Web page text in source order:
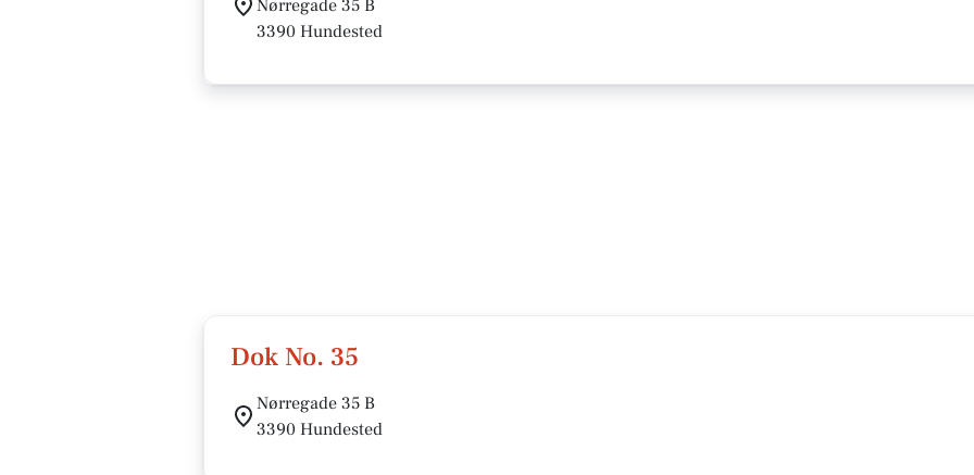
Nørregade 35 B
3390 Hundested
Dok No. 35
Nørregade 35 B
3390 Hundested